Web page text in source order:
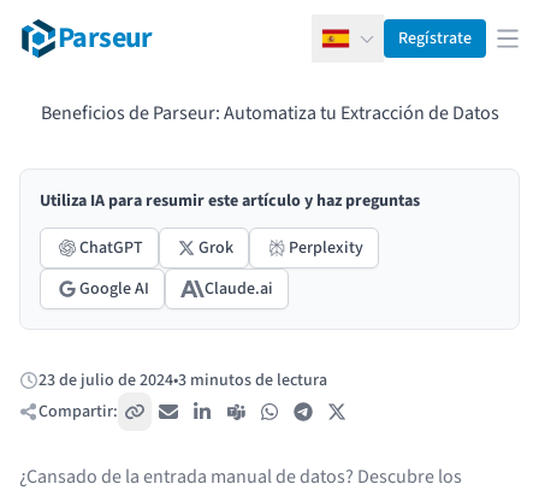
Parseur EspañolRegístrate
Beneficios de Parseur: Automatiza tu Extracción de Datos
Utiliza IA para resumir este artículo y haz preguntas
ChatGPT
Grok
Perplexity
Google AI
Claude.ai
Publicado:
23 de julio de 2024•3 minutos de lectura
Compartir:
Copiar enlace
Correo electrónico
LinkedIn
Teams WhatsAppTelegram
¿Cansado de la entrada manual de datos? Descubre los